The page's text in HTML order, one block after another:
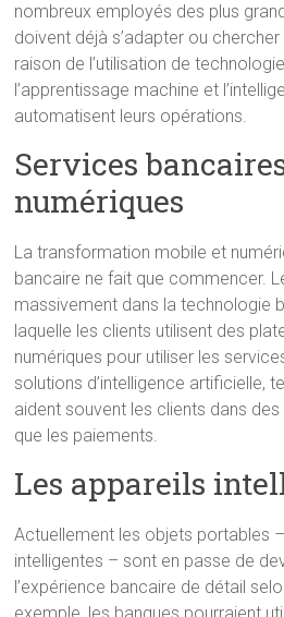
nombreux employés des plus
doivent déjà s’adapter ou
raison de l’utilisation de
l’apprentissage machine et
automatisent leurs opérations.
Services
numériques
La transformation mobile et
bancaire ne fait que commencer.
massivement dans la technologie
laquelle les clients utilisent des
numériques pour utiliser les
solutions d’intelligence artificielle,
aident souvent les clients dans
que les paiements.
Les appareils
Actuellement les objets portables
intelligentes – sont en passe de
l’expérience bancaire de détail